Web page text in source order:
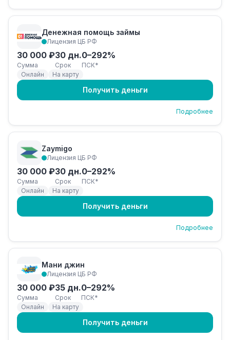
Денежная помощь займы
Лицензия ЦБ РФ
30 000 ₽
Сумма
30 дн.
Срок
0–292%
ПСК*
Онлайн
На карту
Получить деньги
Подробнее
Zaymigo
Лицензия ЦБ РФ
30 000 ₽
Сумма
30 дн.
Срок
0–292%
ПСК*
Онлайн
На карту
Получить деньги
Подробнее
Мани джин
Лицензия ЦБ РФ
30 000 ₽
Сумма
35 дн.
Срок
0–292%
ПСК*
Онлайн
На карту
Получить деньги